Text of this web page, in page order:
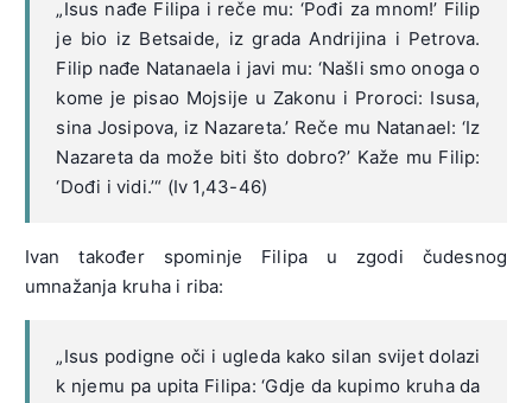
„Isus nađe Filipa i reče mu: ‘Pođi za mnom!’ Filip
je bio iz Betsaide, iz grada Andrijina i Petrova.
Filip nađe Natanaela i javi mu: ‘Našli smo onoga o
kome je pisao Mojsije u Zakonu i Proroci: Isusa,
sina Josipova, iz Nazareta.’ Reče mu Natanael: ‘Iz
Nazareta da može biti što dobro?’ Kaže mu Filip:
‘Dođi i vidi.’“ (Iv 1,43-46)
Ivan također spominje Filipa u zgodi čudesnog
umnažanja kruha i riba:
„Isus podigne oči i ugleda kako silan svijet dolazi
k njemu pa upita Filipa: ‘Gdje da kupimo kruha da